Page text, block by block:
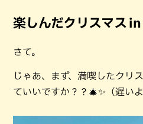
楽しんだクリスマス
さて。
じゃあ、まず、満喫したクリ
ていいですか？？🎄✨（遅いよ